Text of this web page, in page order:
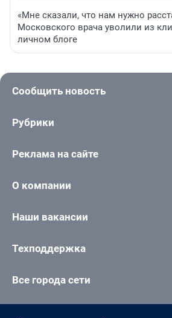
«Мне сказали, что нам нужно
Московского врача уволили из
личном блоге
Сообщить новость
Рубрики
Реклама на сайте
О компании
Наши вакансии
Техподдержка
Все города сети